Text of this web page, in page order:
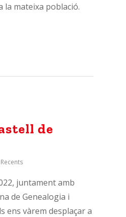
la mateixa població.
de
juntament amb
de Genealogia i
ens vàrem desplaçar a